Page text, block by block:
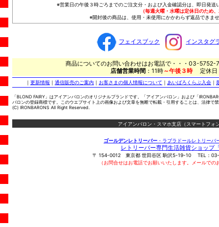
※営業日の午後３時ごろまでのご注文分・および入金確認分は、即日発
（毎週火曜・水曜は定休日のため
※開封後の商品は、使用・未使用にかかわらず返品できま
フェイスブック インスタグ
商品についてのお問い合わせはお電話で・・・03-5752-
店舗営業時間 ：11時～午後３時 定休
｜ 更新情報 ｜ 通信販売のご案内 ｜ お客さまの個人情報について ｜ あいばろくらぶ入会 ｜
「BLOND FAIRY」はアイアンバロンのオリジナルブランドです。「アイアンバロン」および「
バロンの登録商標です。このウエブサイト上の画像および文章を無断で転載・引用することは、法律で
(C) IRONBARONS All Right Reserved.
アイアンバロン・スマホ支店（スマートフォ
ゴールデンレトリーバー ・ラブラドールレトリー
レトリーバー専門生活雑貨ショップ
〒 154-0012 東京都 世田谷区 駒沢5-19-10 TEL：
（お問合せはお電話でお願いいたします。メールで